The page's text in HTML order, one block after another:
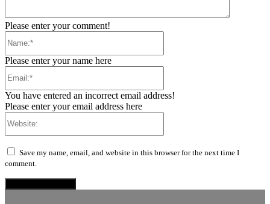
Please enter your comment!
Please enter your name here
You have entered an incorrect email address!
Please enter your email address here
Save my name, email, and website in this browser for the next time I
comment.